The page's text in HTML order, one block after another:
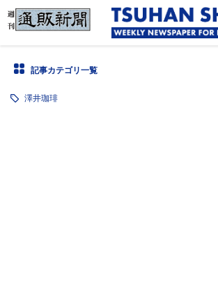
記事カテゴリ一覧
澤井珈琲